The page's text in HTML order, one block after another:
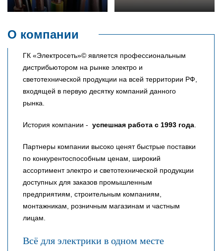
О компании
ГК «Электросеть»© является профессиональным
дистрибьютором на рынке электро и
светотехнической продукции на всей территории РФ,
входящей в первую десятку компаний данного
рынка.
История компании - успешная работа с 1993 года.
Партнеры компании высоко ценят быстрые поставки
по конкурентоспособным ценам, широкий
ассортимент электро и светотехнической продукции
доступных для заказов промышленным
предприятиям, строительным компаниям,
монтажникам, розничным магазинам и частным
лицам.
Всё для электрики в одном месте